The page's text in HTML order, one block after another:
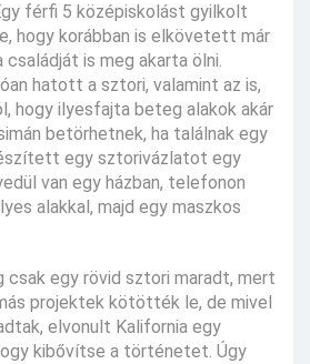
férfi 5 középiskolást gyilkolt
hogy korábban is elkövetett már
is meg akarta ölni.
hatott a sztori, valamint az is,
hogy ilyesfajta beteg alakok akár
betörhetnek, ha találnak egy
egy sztorivázlatot egy
van egy házban, telefonon
alakkal, majd egy maszkos
egy rövid sztori maradt, mert
projektek kötötték le, de mivel
elvonult Kalifornia egy
kibővítse a történetet. Úgy